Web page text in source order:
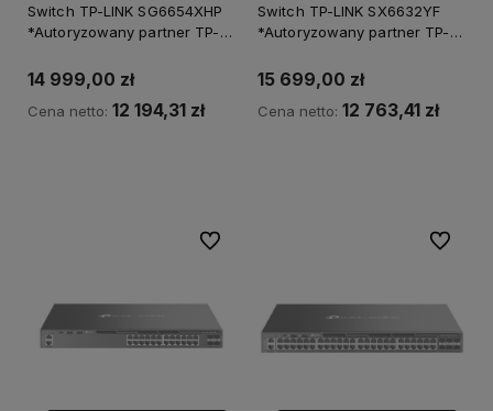
Switch TP-LINK SG6654XHP
*Autoryzowany partner TP-
14 999,00 zł
Cena netto: 12 194,31 zł
Switch TP-LINK SX6632YF
*Autoryzowany partner TP-
15 699,00 zł
Cena netto: 12 763,41 zł
Do ulubionych Do